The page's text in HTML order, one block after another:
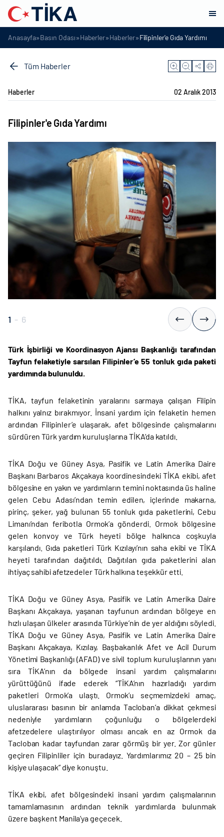
Anasayfa»Basın Odası»Haberler»Haberler»Filipinler'e Gıda Yardımı
Tüm Haberler
Haberler 02 Aralık 2013
Filipinler'e Gıda Yardımı
1 - 6
Türk İşbirliği ve Koordinasyon Ajansı Başkanlığı tarafından
Tayfun felaketiyle sarsılan Filipinler’e 55 tonluk gıda paketi
yardımında bulunuldu.
TİKA, tayfun felaketinin yaralarını sarmaya çalışan Filipin
halkını yalnız bırakmıyor. İnsani yardım için felaketin hemen
ardından Filipinler’e ulaşarak, afet bölgesinde çalışmalarını
sürdüren Türk yardım kuruluşlarına TİKA’da katıldı.
TİKA Doğu ve Güney Asya, Pasifik ve Latin Amerika Daire
Başkanı Barbaros Akçakaya koordinesindeki TİKA ekibi, afet
bölgesine en yakın ve yardımların temini noktasında üs haline
gelen Cebu Adası’ndan temin edilen, içlerinde makarna,
pirinç, şeker, yağ bulunan 55 tonluk gıda paketlerini, Cebu
Limanı’ndan feribotla Ormok’a gönderdi. Ormok bölgesine
gelen konvoy ve Türk heyeti bölge halkınca coşkuyla
karşılandı. Gıda paketleri Türk Kızılayı’nın saha ekibi ve TİKA
heyeti tarafından dağıtıldı. Dağıtılan gıda paketlerini alan
ihtiyaç sahibi afetzedeler Türk halkına teşekkür etti.
TİKA Doğu ve Güney Asya, Pasifik ve Latin Amerika Daire
Başkanı Akçakaya, yaşanan tayfunun ardından bölgeye en
hızlı ulaşan ülkeler arasında Türkiye’nin de yer aldığını söyledi.
TİKA Doğu ve Güney Asya, Pasifik ve Latin Amerika Daire
Başkanı Akçakaya, Kızılay, Başbakanlık Afet ve Acil Durum
Yönetimi Başkanlığı (AFAD) ve sivil toplum kuruluşlarının yanı
sıra TİKA’nın da bölgede insani yardım çalışmalarını
yürüttüğünü ifade ederek “TİKA’nın hazırladığı yardım
paketleri Ormok’a ulaştı. Ormok’u seçmemizdeki amaç,
uluslararası basının bir anlamda Tacloban’a dikkat çekmesi
nedeniyle yardımların çoğunluğu o bölgelerdeki
afetzedelere ulaştırılıyor olması ancak en az Ormok da
Tacloban kadar tayfundan zarar görmüş bir yer. Zor günler
geçiren Filipinliler için buradayız. Yardımlarımız 20 – 25 bin
kişiye ulaşacak” diye konuştu.
TİKA ekibi, afet bölgesindeki insani yardım çalışmalarının
tamamlamasının ardından teknik yardımlarda bulunmak
üzere başkent Manila’ya geçecek.